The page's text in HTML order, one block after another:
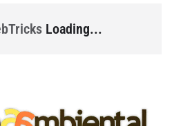
Loading...